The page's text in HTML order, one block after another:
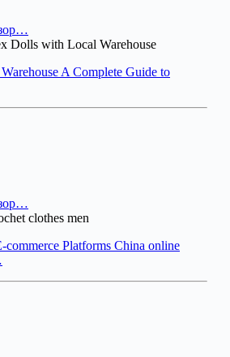
Dolls with Local Warehouse
A Complete Guide to
clothes men
commerce Platforms China online